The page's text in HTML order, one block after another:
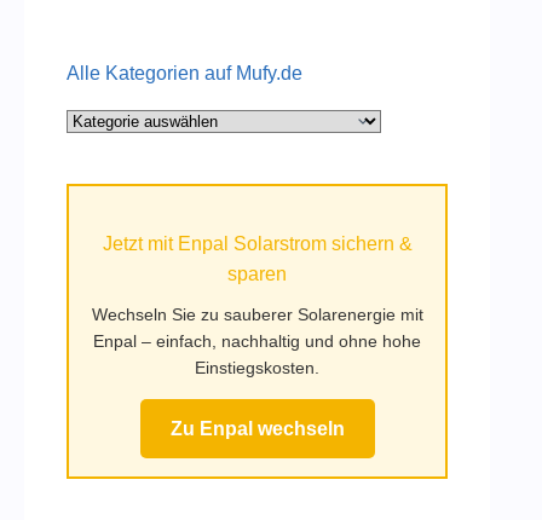
Alle Kategorien auf Mufy.de
Alle
Jetzt mit Enpal Solarstrom sichern &
sparen
Wechseln Sie zu sauberer Solarenergie mit
Enpal – einfach, nachhaltig und ohne hohe
Einstiegskosten.
Zu Enpal wechseln